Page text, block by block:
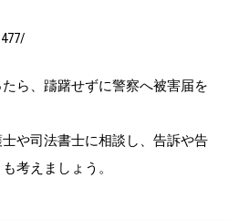
ら、躊躇せずに警察へ被害届を
や司法書士に相談し、告訴や告
考えましょう。